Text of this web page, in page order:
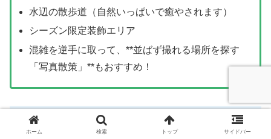
水辺の散歩道（自然いっぱいで癒やされます）
シーズン限定装飾エリア
混雑を逆手に取って、**並ばず撮れる場所を探す
「写真散策」**もおすすめ！
🧸 ⑤ ショップは「午前中」が狙い目
ホーム 検索 トップ サイドバー